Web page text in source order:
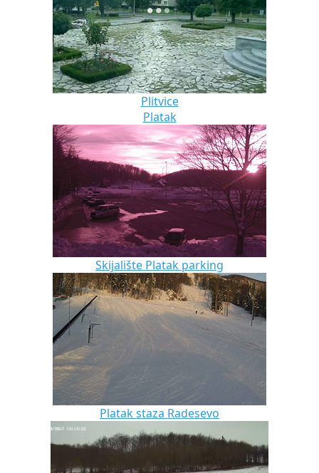
Plitvice
Platak
Skijalište Platak parking
Platak staza Radesevo